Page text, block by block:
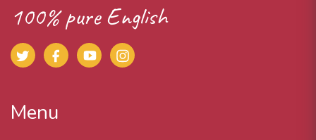
100% pure English
Menu